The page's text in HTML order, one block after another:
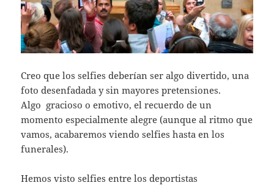
Creo que los selfies deberían ser algo divertido, una
foto desenfadada y sin mayores pretensiones.
Algo gracioso o emotivo, el recuerdo de un
momento especialmente alegre (aunque al ritmo que
vamos, acabaremos viendo selfies hasta en los
funerales).
Hemos visto selfies entre los deportistas